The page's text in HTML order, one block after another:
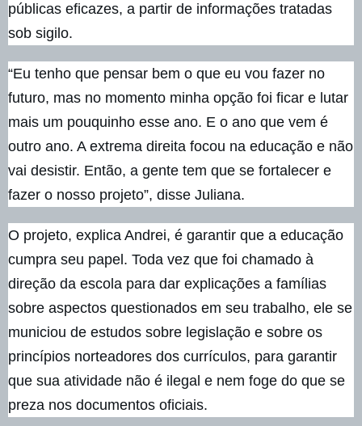
públicas eficazes, a partir de informações tratadas
sob sigilo.
“Eu tenho que pensar bem o que eu vou fazer no
futuro, mas no momento minha opção foi ficar e lutar
mais um pouquinho esse ano. E o ano que vem é
outro ano. A extrema direita focou na educação e não
vai desistir. Então, a gente tem que se fortalecer e
fazer o nosso projeto”, disse Juliana.
O projeto, explica Andrei, é garantir que a educação
cumpra seu papel. Toda vez que foi chamado à
direção da escola para dar explicações a famílias
sobre aspectos questionados em seu trabalho, ele se
municiou de estudos sobre legislação e sobre os
princípios norteadores dos currículos, para garantir
que sua atividade não é ilegal e nem foge do que se
preza nos documentos oficiais.